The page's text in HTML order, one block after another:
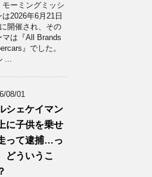
モーミングミッシ
は2026年6月21日
開催され、その
マは『All Brands
』でした。
...
08/01
シェケイマン
に子供を乗せ
って逮捕…っ
どういうこ